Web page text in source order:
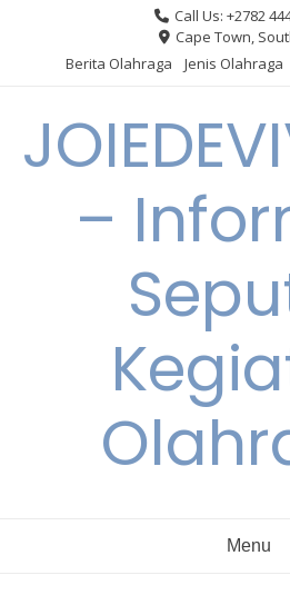
Call Us: +2782
Cape Town,
Berita Olahraga
Jenis Olahraga
–
Menu